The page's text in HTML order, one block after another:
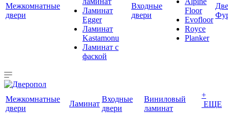
Межкомнатные
двери
Ламинат
Egger
Ламинат
Kastamonu
Ламинат с
фаской
Входные
двери
Floor
Evofloor
Royce
Planker
Межкомнатные
двери
Ламинат
Входные
двери
Виниловый
ламинат
+
ЕЩЕ